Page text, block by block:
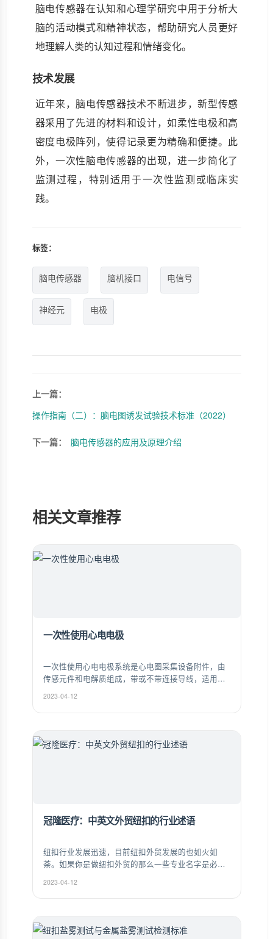
脑电传感器在认知和心理学研究中用于分析大
脑的活动模式和精神状态，帮助研究人员更好
地理解人类的认知过程和情绪变化。
技术发展
近年来，脑电传感器技术不断进步，新型传感
器采用了先进的材料和设计，如柔性电极和高
密度电极阵列，使得记录更为精确和便捷。此
外，一次性脑电传感器的出现，进一步简化了
监测过程，特别适用于一次性监测或临床实
践。
标签：
脑电传感器 脑机接口 电信号
神经元 电极
上一篇：
操作指南（二）：脑电图诱发试验技术标准（2022）
下一篇： 脑电传感器的应用及原理介绍
相关文章推荐
一次性使用心电电极
一次性使用心电电极系统是心电图采集设备附件，由
传感元件和电解质组成，带或不带连接导线，适用于
2023-04-12
冠隆医疗：中英文外贸纽扣的行业述语
纽扣行业发展迅速，目前纽扣外贸发展的也如火如
荼。如果你是做纽扣外贸的那么一些专业名字是必须
外贸纽扣的行业述语。
2023-04-12